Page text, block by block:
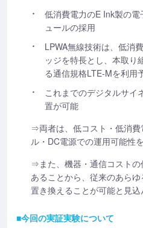
低消費電力のE Ink製の
ュールの採用
LPWA無線技術は、低消
ッジを特長とし、本取り
る通信規格LTE-Mを利用
これまでのデジタルサイ
置が可能
⇒両者は、低コスト・低消
ル・DC電源での運用可能性
⇒また、機器・通信コスト
あることから、従来のあら
置き換えることが可能と見込
■今回の実証実験について